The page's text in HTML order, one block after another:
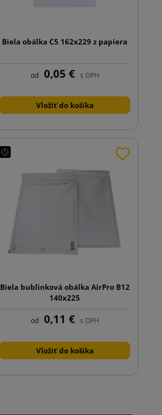
Biela obálka C5 162x229 z papiera
od 0,05 € s DPH
Vložiť do košíka
Biela bublinková obálka AirPro B12
140x225
od 0,11 € s DPH
Vložiť do košíka